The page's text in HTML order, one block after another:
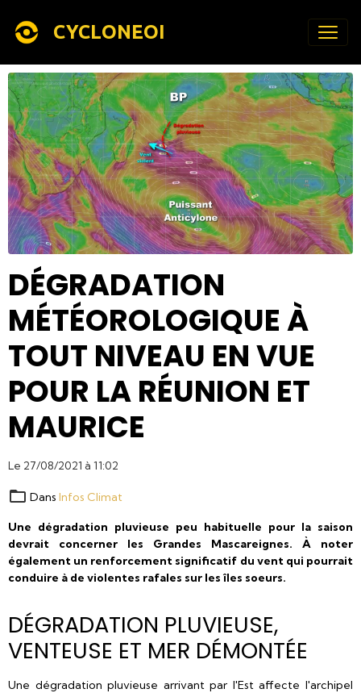
CYCLONEOI
DÉGRADATION
MÉTÉOROLOGIQUE À
TOUT NIVEAU EN VUE
POUR LA RÉUNION ET
MAURICE
Le 27/08/2021 à 11:02
Dans Infos Climat
Une dégradation pluvieuse peu habituelle pour la saison
devrait concerner les Grandes Mascareignes. À noter
également un renforcement significatif du vent qui pourrait
conduire à de violentes rafales sur les îles soeurs.
DÉGRADATION PLUVIEUSE,
VENTEUSE ET MER DÉMONTÉE
Une dégradation pluvieuse arrivant par l'Est affecte l'archipel